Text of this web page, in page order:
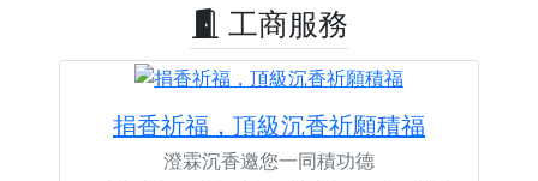
工商服務
捐香祈福，頂級沉香祈願積福
澄霖沉香邀您一同積功德